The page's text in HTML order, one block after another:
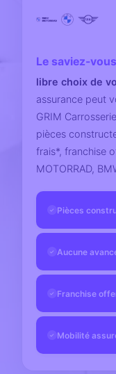
Le saviez-
libre choix de
assurance peut
GRIM
pièces
frais*, franchise
MOTORRAD,
✓ Pièces
✓ Aucune
✓ Franchise
✓ Mobilité